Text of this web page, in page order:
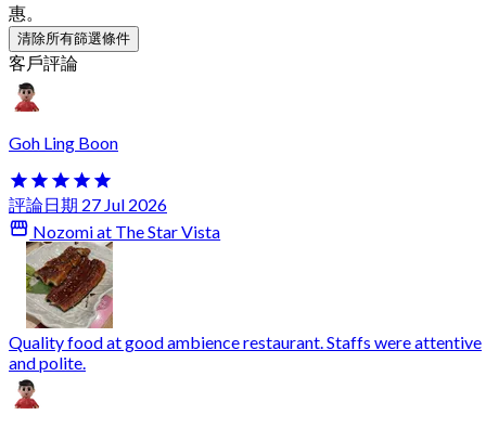
惠。
清除所有篩選條件
客戶評論
Goh Ling Boon
評論日期 27 Jul 2026
Nozomi at The Star Vista
Quality food at good ambience restaurant. Staffs were attentive
and polite.